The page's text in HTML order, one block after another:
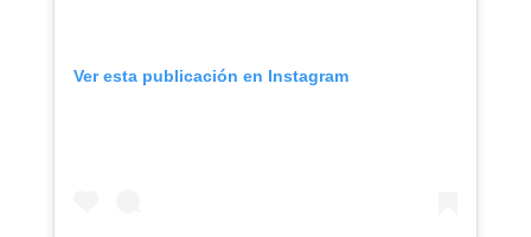
Ver esta publicación en Instagram